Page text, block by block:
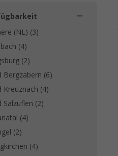
(NL) (3)
(4)
(2)
Bergzabern (6)
Kreuznach (4)
Salzuflen (2)
(4)
(2)
(4)